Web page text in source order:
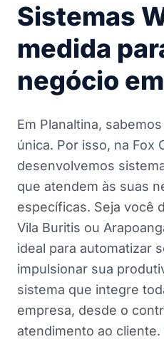
Sistemas
medida
negócio
Em Planaltina,
única. Por isso, na Fox
desenvolvemos
que atendem às suas
específicas. Seja você
Vila Buritis ou
ideal para automatizar
impulsionar sua
sistema que integre
empresa, desde o
atendimento ao